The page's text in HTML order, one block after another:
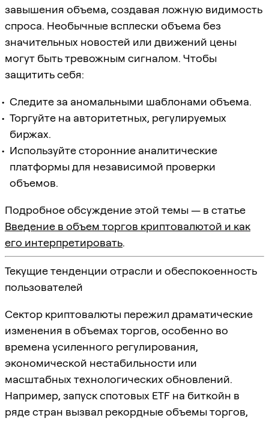
завышения объема, создавая ложную видимость
спроса. Необычные всплески объема без
значительных новостей или движений цены
могут быть тревожным сигналом. Чтобы
защитить себя:
Следите за аномальными шаблонами объема.
Торгуйте на авторитетных, регулируемых
биржах.
Используйте сторонние аналитические
платформы для независимой проверки
объемов.
Подробное обсуждение этой темы — в статье
Введение в объем торгов криптовалютой и как
его интерпретировать.
Текущие тенденции отрасли и обеспокоенность
пользователей
Сектор криптовалюты пережил драматические
изменения в объемах торгов, особенно во
времена усиленного регулирования,
экономической нестабильности или
масштабных технологических обновлений.
Например, запуск спотовых ETF на биткойн в
ряде стран вызвал рекордные объемы торгов,